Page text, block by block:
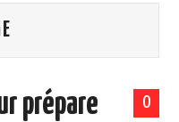
0
prépare